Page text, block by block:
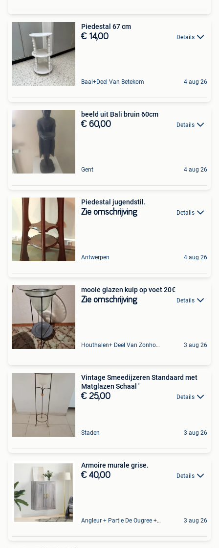
Piedestal 67 cm
€ 14,00 Details
Baal+Deel Van Betekom 4 aug 26
beeld uit Bali bruin 60cm
€ 60,00 Details
Gent 4 aug 26
Piedestal jugendstil.
Zie omschrijving Details
Antwerpen 4 aug 26
mooie glazen kuip op voet 20€
Zie omschrijving Details
Houthalen+ Deel Van Zonhoven En Zolder 3 aug 26
Vintage Smeedijzeren Standaard met
Matglazen Schaal '
€ 25,00 Details
Staden 3 aug 26
Armoire murale grise.
€ 40,00 Details
Angleur + Partie De Ougree + Partie De Tilff Et De Embourg 3 aug 26